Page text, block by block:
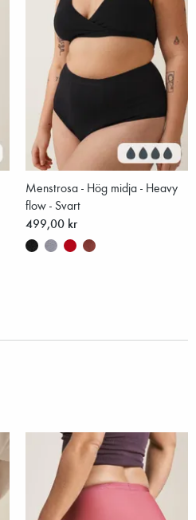
Menstrosa - Hög midja - Heavy
flow - Svart
499,00 kr